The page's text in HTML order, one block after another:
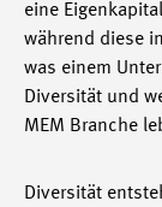
eine
während diese
was einem
Diversität und
MEM Branche
Diversität